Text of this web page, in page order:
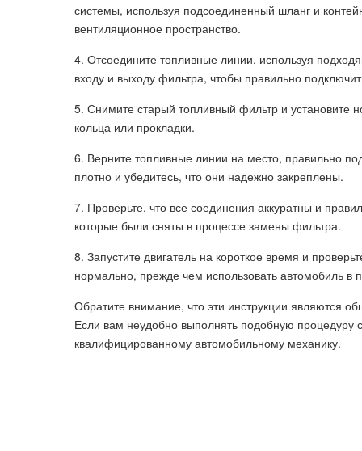
системы, используя подсоединенный шланг и
вентиляционное пространство.
4. Отсоедините топливные линии, используя
входу и выходу фильтра, чтобы правильно
5. Снимите старый топливный фильтр и установите
кольца или прокладки.
6. Верните топливные линии на место, правильно
плотно и убедитесь, что они надежно закреплены.
7. Проверьте, что все соединения аккуратны и
которые были сняты в процессе замены фильтра.
8. Запустите двигатель на короткое время и
нормально, прежде чем использовать автомобиль в
Обратите внимание, что эти инструкции являются
Если вам неудобно выполнять подобную процедуру
квалифицированному автомобильному механику.